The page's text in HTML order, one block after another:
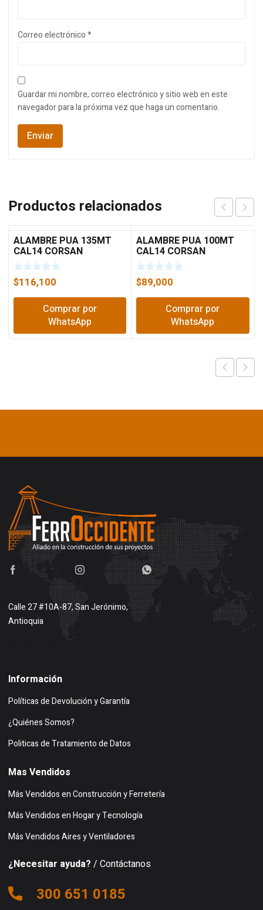
Correo electrónico*
Guardar mi nombre, correo electrónico y sitio web en este
navegador para la próxima vez que haga un comentario.
Productos relacionados
ALAMBRE PUA 135MT
CAL14 CORSAN
$116,100
Comprar por
WhatsApp
ALAMBRE PUA 100MT
CAL14 CORSAN
$89,000
Comprar por
WhatsApp
Calle 27 #10A-87, San Jerónimo,
Antioquia
Información
Políticas de Devolución y Garantía
¿Quiénes Somos?
Politicas de Tratamiento de Datos
Mas Vendidos
Más Vendidos en Construcción y Ferretería
Más Vendidos en Hogar y Tecnología
Más Vendidos Aires y Ventiladores
¿Necesitar ayuda? / Contáctanos
300 651 0185